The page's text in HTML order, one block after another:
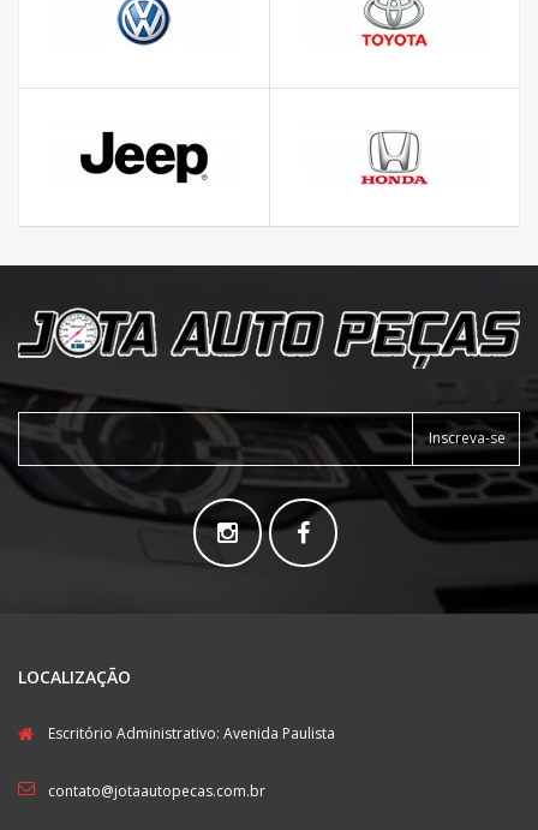
Inscreva-se
LOCALIZAÇÃO
Escritório Administrativo: Avenida Paulista
contato@jotaautopecas.com.br